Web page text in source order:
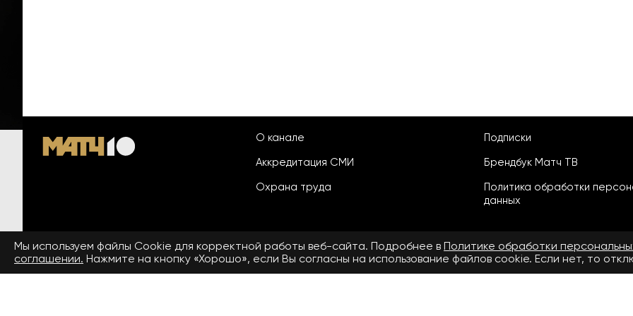
О канале
Аккредитация СМИ
Охрана труда
Подписки
Брендбук Матч ТВ
Политика обработки
данных
© 2026 «ООО «Национальный
спортивный телеканал»
Пользовательское соглашение
Мы используем файлы Сookie для корректной работы веб-сайта. Подробнее в Политике обработки
соглашении. Нажмите на кнопку «Хорошо», если Вы согласны на использование файлов cookie. Если нет, то